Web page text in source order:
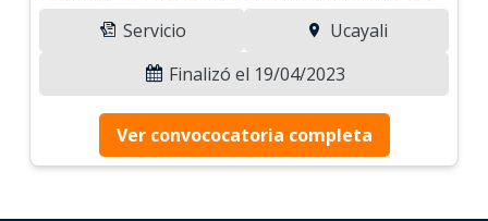
Servicio
Ucayali
Finalizó el 19/04/2023
Ver convococatoria completa